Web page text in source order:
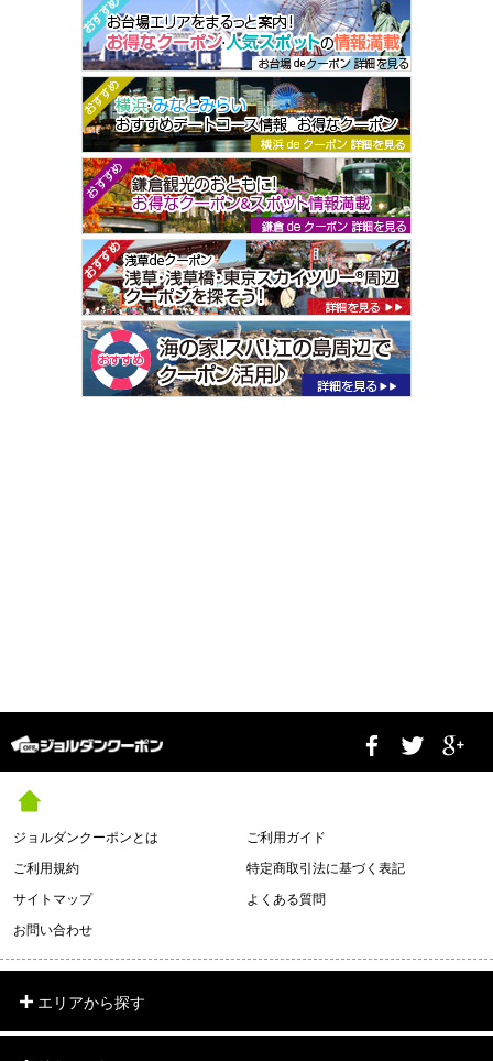
ジョルダンクーポンとは
ご利用ガイド
ご利用規約
特定商取引法に基づく表記
サイトマップ
よくある質問
お問い合わせ
エリアから探す